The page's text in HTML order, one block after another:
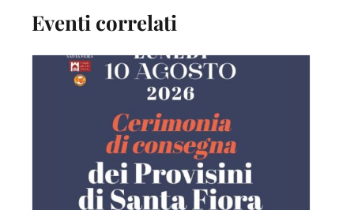
Eventi correlati